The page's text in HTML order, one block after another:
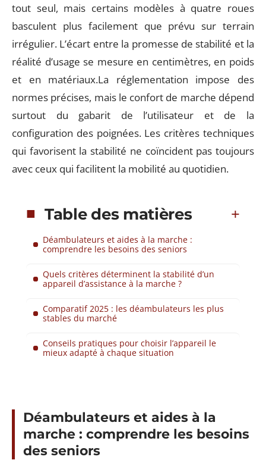
tout seul, mais certains modèles à quatre roues
basculent plus facilement que prévu sur terrain
irrégulier. L’écart entre la promesse de stabilité et la
réalité d’usage se mesure en centimètres, en poids
et en matériaux.La réglementation impose des
normes précises, mais le confort de marche dépend
surtout du gabarit de l’utilisateur et de la
configuration des poignées. Les critères techniques
qui favorisent la stabilité ne coïncident pas toujours
avec ceux qui facilitent la mobilité au quotidien.
Table des matières
Déambulateurs et aides à la marche :
comprendre les besoins des seniors
Quels critères déterminent la stabilité d’un
appareil d’assistance à la marche ?
Comparatif 2025 : les déambulateurs les plus
stables du marché
Conseils pratiques pour choisir l’appareil le
mieux adapté à chaque situation
Déambulateurs et aides à la
marche : comprendre les besoins
des seniors